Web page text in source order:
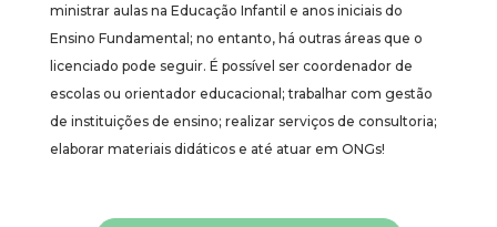
ministrar aulas na Educação Infantil e anos iniciais do
Ensino Fundamental; no entanto, há outras áreas que o
licenciado pode seguir. É possível ser coordenador de
escolas ou orientador educacional; trabalhar com gestão
de instituições de ensino; realizar serviços de consultoria;
elaborar materiais didáticos e até atuar em ONGs!